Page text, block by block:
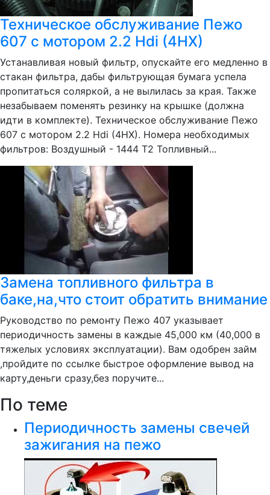
Техническое обслуживание Пежо
607 с мотором 2.2 Hdi (4HX)
Устанавливая новый фильтр, опускайте его медленно в
стакан фильтра, дабы фильтрующая бумага успела
пропитаться соляркой, а не вылилась за края. Также
незабываем поменять резинку на крышке (должна
идти в комплекте). Техническое обслуживание Пежо
607 с мотором 2.2 Hdi (4HX). Номера необходимых
фильтров: Воздушный - 1444 T2 Топливный...
Замена топливного фильтра в
баке,на,что стоит обратить внимание
Руководство по ремонту Пежо 407 указывает
периодичность замены в каждые 45,000 км (40,000 в
тяжелых условиях эксплуатации). Вам одобрен займ
,пройдите по ссылке быстрое оформление вывод на
карту,деньги сразу,без поручите...
По теме
Периодичность замены свечей
зажигания на пежо